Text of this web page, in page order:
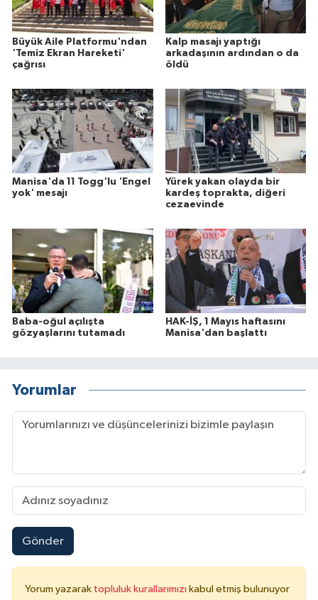
Büyük Aile Platformu'ndan
'Temiz Ekran Hareketi'
çağrısı
Kalp masajı yaptığı
arkadaşının ardından o da
öldü
Manisa'da 11 Togg'lu 'Engel
yok' mesajı
Yürek yakan olayda bir
kardeş toprakta, diğeri
cezaevinde
Baba-oğul açılışta
gözyaşlarını tutamadı
HAK-İŞ, 1 Mayıs haftasını
Manisa'dan başlattı
Yorumlar
Gönder
Yorum yazarak topluluk kurallarımızı kabul etmiş bulunuyor